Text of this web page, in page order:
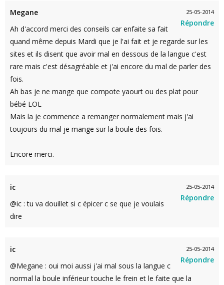
25-05-2014
Répondre
Megane
Ah d'accord merci des conseils car enfaite sa fait
quand même depuis Mardi que je l'ai fait et je regarde sur les
sites et ils disent que avoir mal en dessous de la langue c'est
rare mais c'est désagréable et j'ai encore du mal de parler des
fois.
Ah bas je ne mange que compote yaourt ou des plat pour
bébé LOL
Mais la je commence a remanger normalement mais j'ai
toujours du mal je mange sur la boule des fois.
Encore merci.
25-05-2014
Répondre
ic
@ic : tu va douillet si c épicer c se que je voulais
dire
25-05-2014
Répondre
ic
@Megane : oui moi aussi j'ai mal sous la langue c
normal la boule inférieur touche le frein et le faite que la